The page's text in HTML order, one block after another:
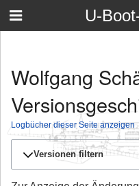
U-
Wolfgang
Logbücher dieser Seite anzeigen
Versionen filtern